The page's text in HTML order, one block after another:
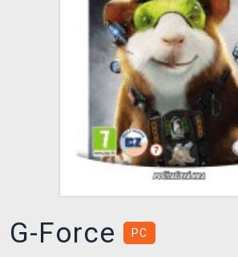
XZONE KLUB
TCG & BOARDGAME HUB
VÝKUP HER (BAZAR)
G-Force PC